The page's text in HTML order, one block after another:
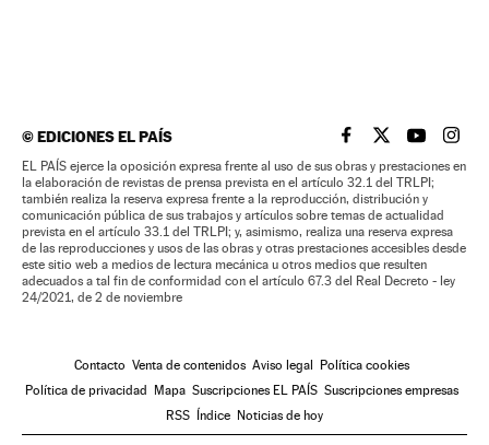
©EDICIONES EL PAÍS EL PAÍS BRASIL EN
EL PAÍSEL PAÍS
EL
EL PAÍS ejerce la oposición expresa frente al uso de sus obras y prestaciones en
la elaboración de revistas de prensa prevista en el artículo 32.1 del TRLPI;
también realiza la reserva expresa frente a la reproducción, distribución y
comunicación pública de sus trabajos y artículos sobre temas de actualidad
prevista en el artículo 33.1 del TRLPI; y, asimismo, realiza una reserva expresa
de las reproducciones y usos de las obras y otras prestaciones accesibles desde
este sitio web a medios de lectura mecánica u otros medios que resulten
adecuados a tal fin de conformidad con el artículo 67.3 del Real Decreto - ley
24/2021, de 2 de noviembre
Contacto Venta de contenidos Aviso legal
Política cookies
Política de privacidad
Mapa Suscripciones EL PAÍS Suscripciones empresas
RSS
Índice Noticias de hoy